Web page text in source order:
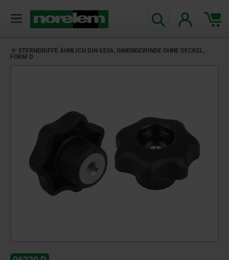
STERNGRIFFE ÄHNLICH DIN 6336, INNENGEWINDE OHNE DECKEL,
FORM D